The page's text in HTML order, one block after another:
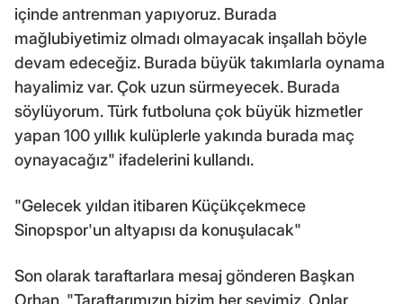
içinde antrenman yapıyoruz. Burada
mağlubiyetimiz olmadı olmayacak inşallah böyle
devam edeceğiz. Burada büyük takımlarla oynama
hayalimiz var. Çok uzun sürmeyecek. Burada
söylüyorum. Türk futboluna çok büyük hizmetler
yapan 100 yıllık kulüplerle yakında burada maç
oynayacağız" ifadelerini kullandı.
"Gelecek yıldan itibaren Küçükçekmece
Sinopspor'un altyapısı da konuşulacak"
Son olarak taraftarlara mesaj gönderen Başkan
Orhan, "Taraftarımızın bizim her şeyimiz. Onlar